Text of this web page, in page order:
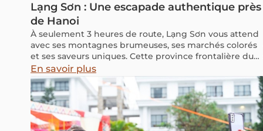
Lạng Sơn : Une escapade authentique près
de Hanoi
À seulement 3 heures de route, Lạng Sơn vous attend
avec ses montagnes brumeuses, ses marchés colorés
et ses saveurs uniques. Cette province frontalière du
Nord-Est du Vietnam, encore peu touristique, est
parfaite pour les Français en quête d’expériences
authentiques.
En savoir plus